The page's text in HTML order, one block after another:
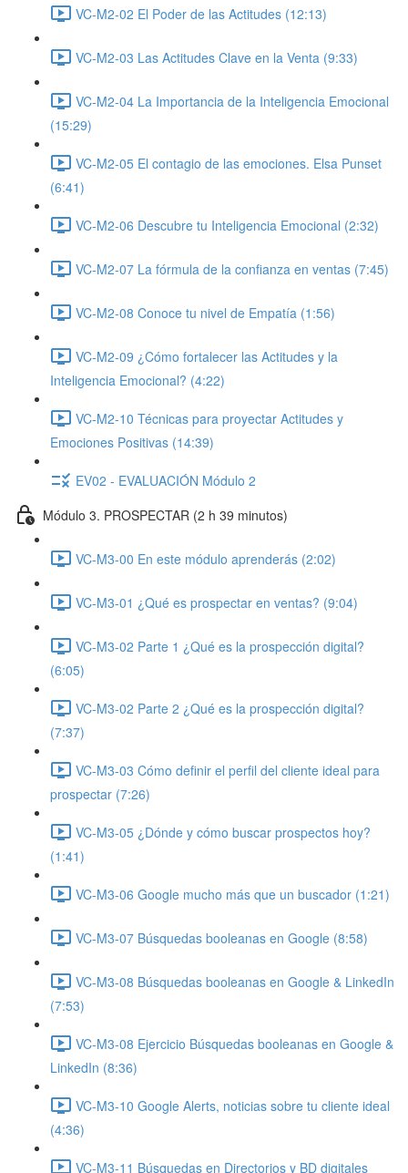
VC-M2-02 El Poder de las Actitudes (12:13)
VC-M2-03 Las Actitudes Clave en la Venta (9:33)
VC-M2-04 La Importancia de la Inteligencia Emocional
(15:29)
VC-M2-05 El contagio de las emociones. Elsa Punset
(6:41)
VC-M2-06 Descubre tu Inteligencia Emocional (2:32)
VC-M2-07 La fórmula de la confianza en ventas (7:45)
VC-M2-08 Conoce tu nivel de Empatía (1:56)
VC-M2-09 ¿Cómo fortalecer las Actitudes y la
Inteligencia Emocional? (4:22)
VC-M2-10 Técnicas para proyectar Actitudes y
Emociones Positivas (14:39)
EV02 - EVALUACIÓN Módulo 2
Módulo 3. PROSPECTAR (2 h 39 minutos)
VC-M3-00 En este módulo aprenderás (2:02)
VC-M3-01 ¿Qué es prospectar en ventas? (9:04)
VC-M3-02 Parte 1 ¿Qué es la prospección digital?
(6:05)
VC-M3-02 Parte 2 ¿Qué es la prospección digital?
(7:37)
VC-M3-03 Cómo definir el perfil del cliente ideal para
prospectar (7:26)
VC-M3-05 ¿Dónde y cómo buscar prospectos hoy?
(1:41)
VC-M3-06 Google mucho más que un buscador (1:21)
VC-M3-07 Búsquedas booleanas en Google (8:58)
VC-M3-08 Búsquedas booleanas en Google & LinkedIn
(7:53)
VC-M3-08 Ejercicio Búsquedas booleanas en Google &
LinkedIn (8:36)
VC-M3-10 Google Alerts, noticias sobre tu cliente ideal
(4:36)
VC-M3-11 Búsquedas en Directorios y BD digitales